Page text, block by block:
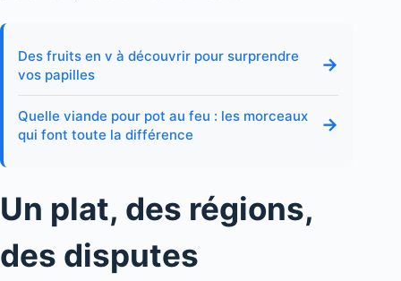
Des fruits en v à découvrir pour surprendre
vos papilles
→
Quelle viande pour pot au feu : les morceaux
qui font toute la différence
→
Un plat, des régions,
des disputes